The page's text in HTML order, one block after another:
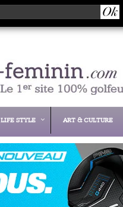
LIFE STYLE ART & CULTURE